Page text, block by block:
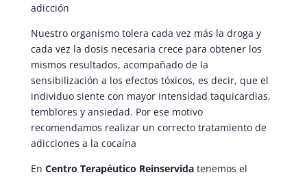
adicción
Nuestro organismo tolera cada vez más la droga y
cada vez la dosis necesaria crece para obtener los
mismos resultados, acompañado de la
sensibilización a los efectos tóxicos, es decir, que el
individuo siente con mayor intensidad taquicardias,
temblores y ansiedad. Por ese motivo
recomendamos realizar un correcto tratamiento de
adicciones a la cocaína
En Centro Terapéutico Reinservidatenemos el